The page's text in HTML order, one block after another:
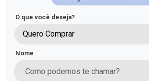
O que você deseja?
Quero Comprar
Nome